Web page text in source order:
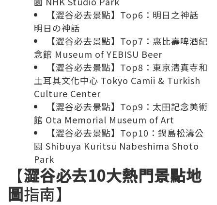
【澀谷必去景點】Top6：明日之神話
明日の神話
【澀谷必去景點】Top7：惠比壽啤酒紀
念館 Museum of YEBISU Beer
【澀谷必去景點】Top8：東京清真寺和
土耳其文化中心 Tokyo Camii & Turkish
Culture Center
【澀谷必去景點】Top9：太田記念美術
館 Ota Memorial Museum of Art
【澀谷必去景點】Top10：鍋島松濤公
園 Shibuya Kuritsu Nabeshima Shoto
Park
【澀谷必去10大熱門景點地
圖指南】